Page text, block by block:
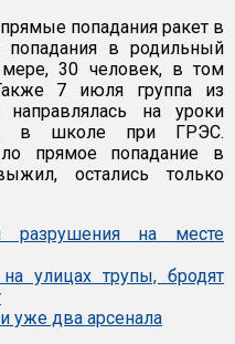
попадания ракет в
в родильный
30 человек, в том
7 июля группа из
на уроки
в школе при ГРЭС.
прямое попадание в
остались только
разрушения на месте
улицах трупы, бродят
уже два арсенала